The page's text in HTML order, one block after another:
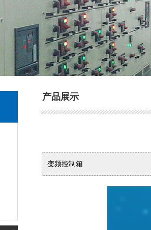
产品展示
变频控制箱